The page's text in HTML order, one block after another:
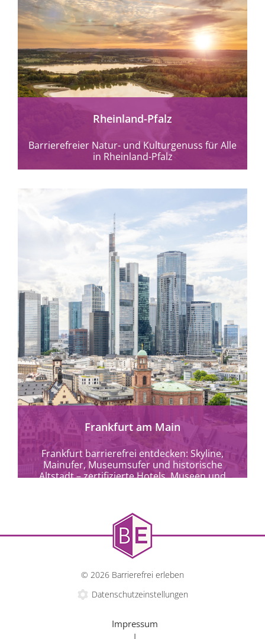
mehr erfahren
Rheinland-Pfalz
Barrierefreier Natur- und Kulturgenuss für Alle
in Rheinland-Pfalz
mehr erfahren
Frankfurt am Main
Frankfurt barrierefrei entdecken: Skyline,
Mainufer, Museumsufer und historische
Altstadt – zertifizierte Hotels, Museen und
© 2026 Barrierefrei erleben
Datenschutzeinstellungen
Impressum